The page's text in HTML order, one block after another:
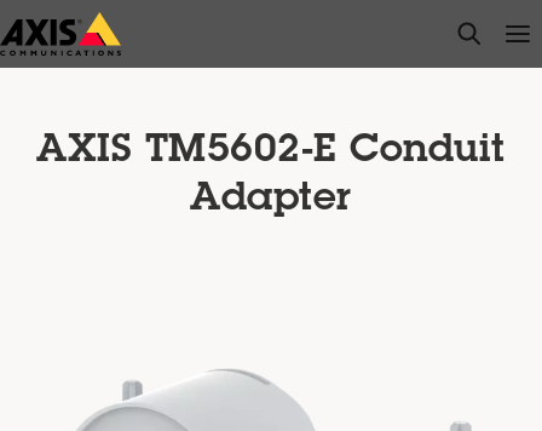
メ
イ
open
AXIS TM5602-E Conduit
Adapter